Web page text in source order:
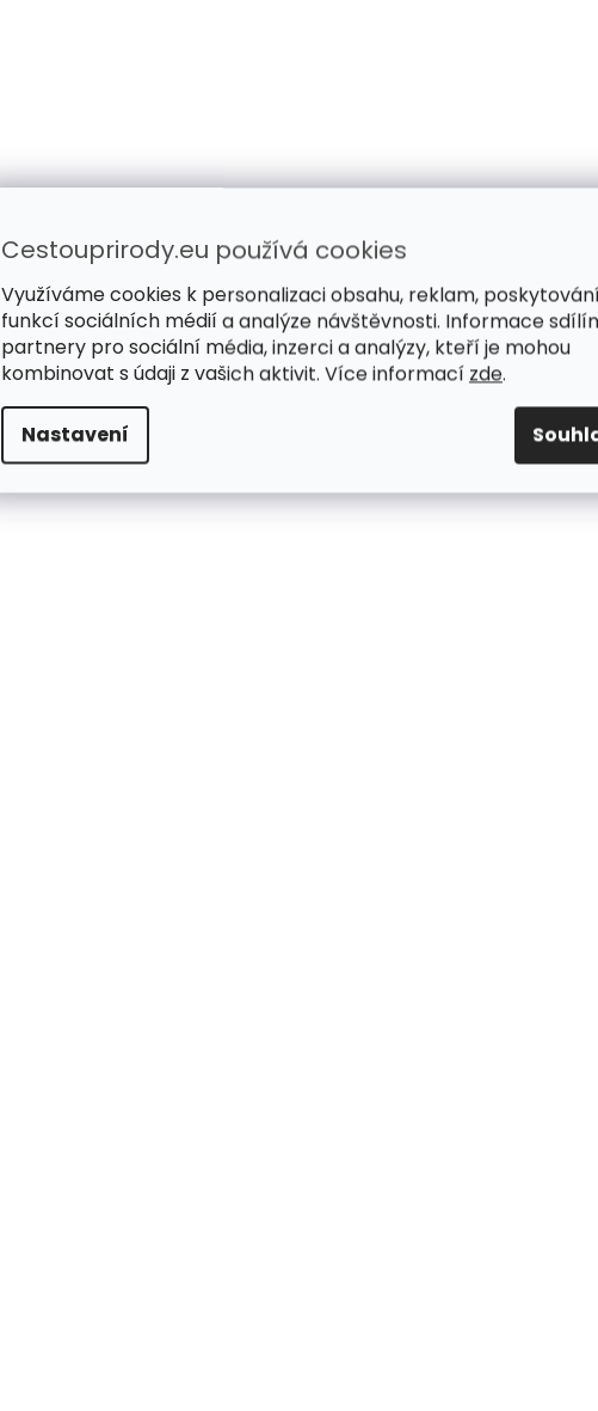
Cestouprirody.eu používá cookies
Využíváme cookies k personalizaci obsahu, reklam,
funkcí sociálních médií a analýze návštěvnosti. Informace
partnery pro sociální média, inzerci a analýzy, kteří je mohou
kombinovat s údaji z vašich aktivit. Více informací zde.
Nastavení